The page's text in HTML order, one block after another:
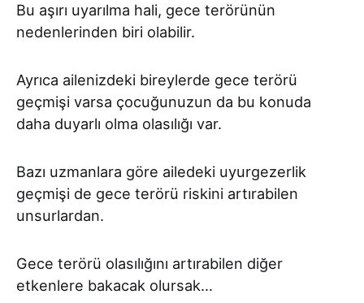
Bu aşırı uyarılma hali, gece terörünün
nedenlerinden biri olabilir.
Ayrıca ailenizdeki bireylerde gece terörü
geçmişi varsa çocuğunuzun da bu konuda
daha duyarlı olma olasılığı var.
Bazı uzmanlara göre ailedeki uyurgezerlik
geçmişi de gece terörü riskini artırabilen
unsurlardan.
Gece terörü olasılığını artırabilen diğer
etkenlere bakacak olursak…